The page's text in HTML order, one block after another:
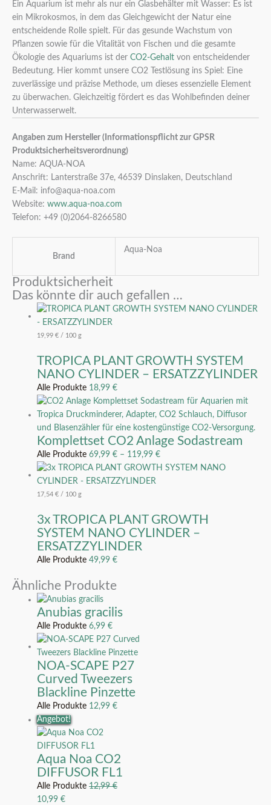
Ein Aquarium ist mehr als nur ein Glasbehälter mit Wasser: Es ist
ein Mikrokosmos, in dem das Gleichgewicht der Natur eine
entscheidende Rolle spielt. Für das gesunde Wachstum von
Pflanzen sowie für die Vitalität von Fischen und die gesamte
Ökologie des Aquariums ist der CO2-Gehalt von entscheidender
Bedeutung. Hier kommt unsere CO2 Testlösung ins Spiel: Eine
zuverlässige und präzise Methode, um dieses essenzielle Element
zu überwachen. Gleichzeitig fördert es das Wohlbefinden deiner
Unterwasserwelt.
Angaben zum Hersteller (Informationspflicht zur GPSR
Produktsicherheitsverordnung)
Name: AQUA-NOA
Anschrift: Lanterstraße 37e, 46539 Dinslaken, Deutschland
E-Mail: info@aqua-noa.com
Website: www.aqua-noa.com
Telefon: +49 (0)2064-8266580
Brand
Aqua-Noa
Produktsicherheit
Das könnte dir auch gefallen …
19,99€ / 100 g
TROPICA PLANT GROWTH SYSTEM
NANO CYLINDER – ERSATZZYLINDER
Alle Produkte 18,99€
Komplettset CO2 Anlage Sodastream
Alle Produkte69,99€ – 119,99€
17,54€ / 100 g
3x TROPICA PLANT GROWTH
SYSTEM NANO CYLINDER –
ERSATZZYLINDER
Alle Produkte49,99€
Ähnliche Produkte
Anubias gracilis
Alle Produkte6,99€
NOA-SCAPE P27
Curved Tweezers
Blackline Pinzette
Alle Produkte 12,99€
Angebot!
Aqua Noa CO2
DIFFUSOR FL1
Alle Produkte12,99€
10,99€